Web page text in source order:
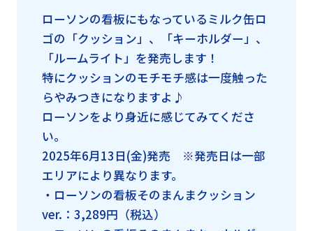
ローソンの看板にもなっているミルク缶ロ
ゴの「クッション」、「キーホルダー」、
「ルームライト」を発売します！
特にクッションのモチモチ感は一度触った
らやみつきになりますよ♪
ローソンをより身近に感じてみてくださ
い。
2025年6月13日(金)発売 ※発売日は一部
エリアにより異なります。
・ローソンの看板そのまんまクッション
ver.：3,289円（税込）